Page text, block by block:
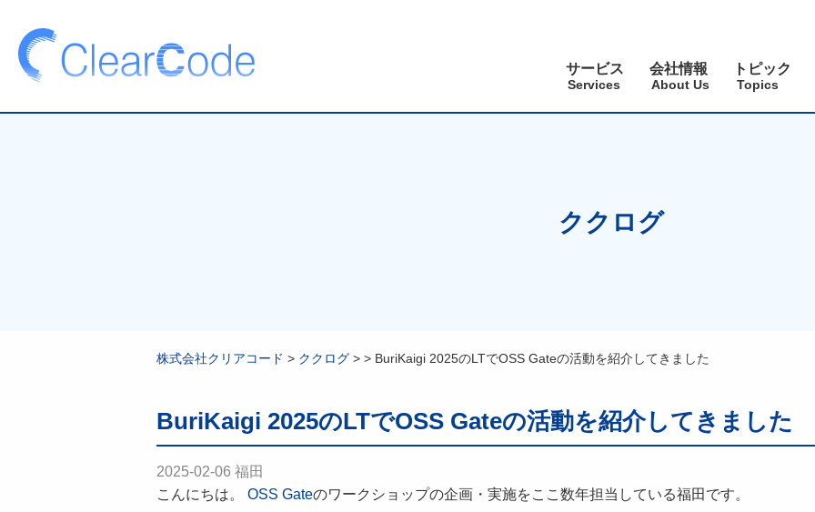
サービス
Services
会社情報
About Us
トピック
Topics
ククログ
株式会社クリアコード > ククログ > > BuriKaigi 2025のLTでOSS Gateの活動を紹介してきました
BuriKaigi 2025のLTでOSS Gateの活動を紹介してきました
2025-02-06 福田
こんにちは。 OSS Gateのワークショップの企画・実施をここ数年担当している福田です。